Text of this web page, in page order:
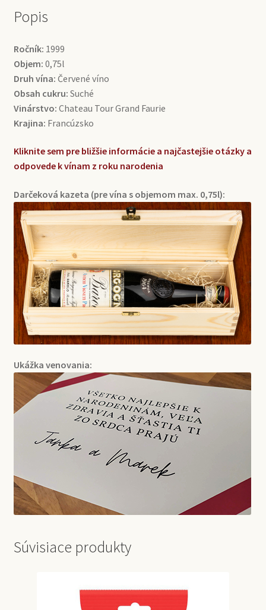
Popis
Ročník: 1999
Objem: 0,75l
Druh vína: Červené víno
Obsah cukru: Suché
Vinárstvo: Chateau Tour Grand Faurie
Krajina: Francúzsko
Kliknite sem pre bližšie informácie a najčastejšie otázky a
odpovede k vínam z roku narodenia
Darčeková kazeta (pre vína s objemom max. 0,75l):
Ukážka venovania:
Súvisiace produkty